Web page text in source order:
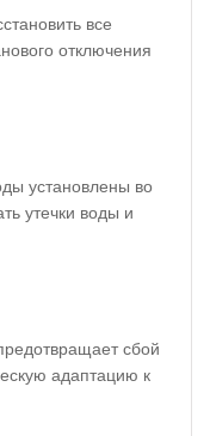
все
отключения
установлены во
утечки воды и
сбой
адаптацию к